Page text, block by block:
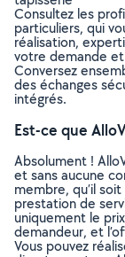
Consultez les
particuliers, qui
réalisation,
votre demande
Conversez
des échanges
intégrés.
Est-ce que
Absolument !
et sans aucune
membre, qu’il
prestation de
uniquement le
demandeur, et
Vous pouvez